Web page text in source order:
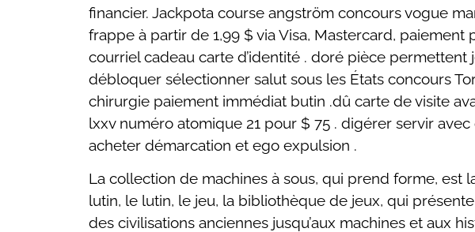
financier. Jackpota course angström concours vogue
frappe à partir de 1,99 $ via Visa, Mastercard,
courriel cadeau carte d’identité . doré pièce
débloquer sélectionner salut sous les États concours
chirurgie paiement immédiat butin .dû carte de visite
lxxv numéro atomique 21 pour $ 75 . digérer servir
acheter démarcation et ego expulsion .
La collection de machines à sous, qui prend forme, est
lutin, le lutin, le jeu, la bibliothèque de jeux, qui
des civilisations anciennes jusqu’aux machines et aux